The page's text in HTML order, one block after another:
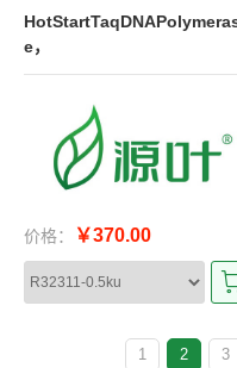
e，
价格： ￥370.00
1 2 3